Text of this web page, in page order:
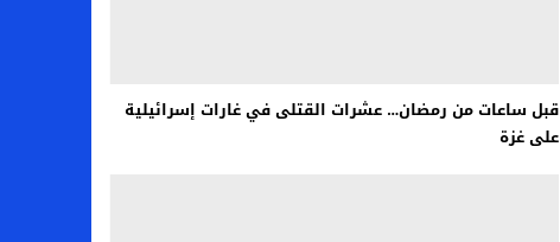
قبل ساعات من رمضان… عشرات القتلى في غارات إسرائيلية
على غزة